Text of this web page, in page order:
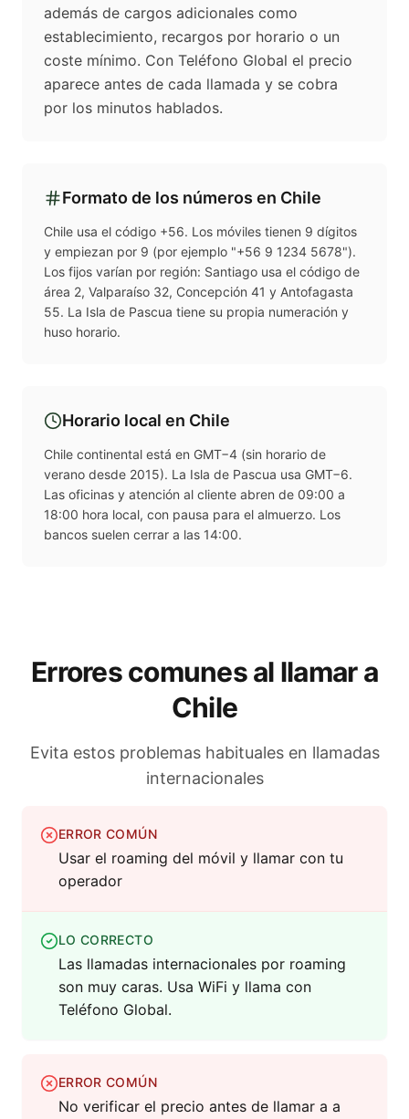
además de cargos adicionales como
establecimiento, recargos por horario o un
coste mínimo. Con Teléfono Global el precio
aparece antes de cada llamada y se cobra
por los minutos hablados.
Formato de los números en Chile
Chile usa el código +56. Los móviles tienen 9 dígitos
y empiezan por 9 (por ejemplo "+56 9 1234 5678").
Los fijos varían por región: Santiago usa el código de
área 2, Valparaíso 32, Concepción 41 y Antofagasta
55. La Isla de Pascua tiene su propia numeración y
huso horario.
Horario local en Chile
Chile continental está en GMT−4 (sin horario de
verano desde 2015). La Isla de Pascua usa GMT−6.
Las oficinas y atención al cliente abren de 09:00 a
18:00 hora local, con pausa para el almuerzo. Los
bancos suelen cerrar a las 14:00.
Errores comunes al llamar a
Chile
Evita estos problemas habituales en llamadas
internacionales
ERROR COMÚN
Usar el roaming del móvil y llamar con tu
operador
LO CORRECTO
Las llamadas internacionales por roaming
son muy caras. Usa WiFi y llama con
Teléfono Global.
ERROR COMÚN
No verificar el precio antes de llamar a a